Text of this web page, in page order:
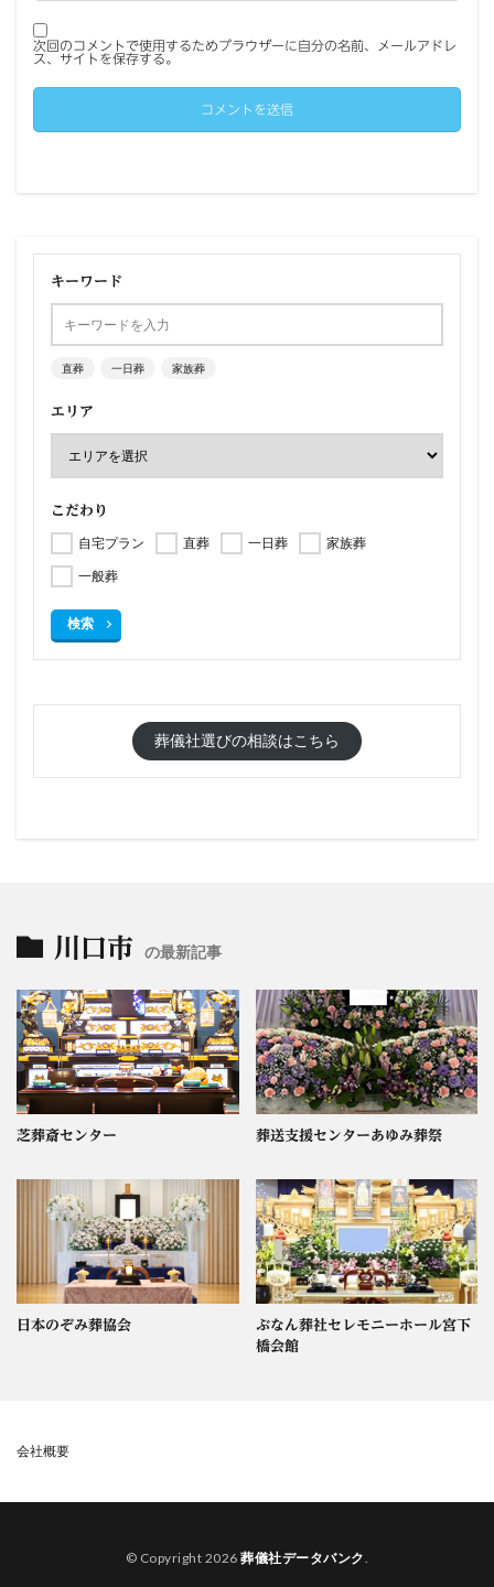
次回のコメントで使用するためブラウザーに自分の名前、メールアドレ
ス、サイトを保存する。
キーワード
直葬 一日葬 家族葬
エリア
こだわり
自宅プラン 直葬 一日葬
家族葬
一般葬
検索
葬儀社選びの相談はこちら
川口市 の最新記事
芝葬斎センター 葬送支援センターあゆみ葬祭
日本のぞみ葬協会
ぶなん葬社セレモニーホール宮下
橋会館
会社概要
© Copyright 2026葬儀社データバンク.